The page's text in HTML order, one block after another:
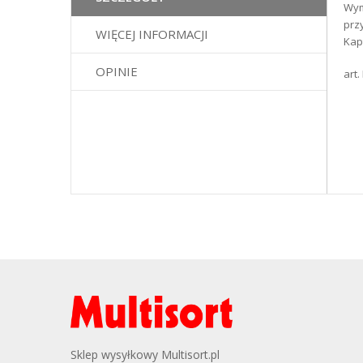
WIĘCEJ INFORMACJI
OPINIE art.
Sklep wysyłkowy Multisort.pl